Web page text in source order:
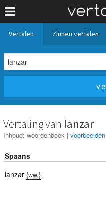
Vertalen Zinnen vertalen
Vertaling van lanzar
Inhoud: woordenboek | voorbeelden
Spaans
lanzar {ww.}